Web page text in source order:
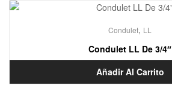
Condulet, LL
Condulet LL De 3/4″
Añadir Al Carrito